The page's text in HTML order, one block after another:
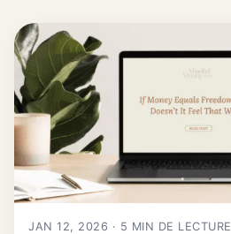
JAN 12, 2026 · 5 MIN DE LECTURE